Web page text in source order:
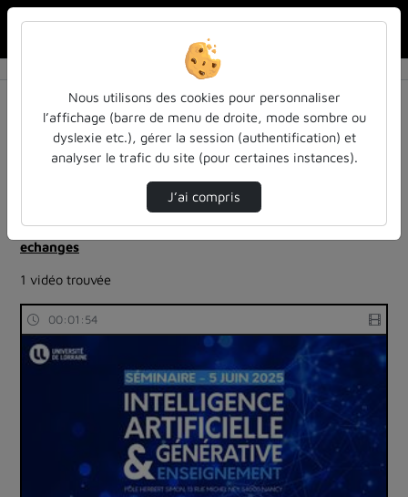
Résultats de la recherche
Filtres actifs (cliquer pour en retirer) :
robotique-intelligence-artificielle
sdun-videos-en-ligne
sdun-videos-en-ligne
ia-lintelligence-artificielle-approches-et-usages-a-
luniversite
echanges
1 vidéo trouvée
00:01:54
Nous utilisons des cookies pour personnaliser
l’affichage (barre de menu de droite, mode sombre ou
dyslexie etc.), gérer la session (authentification) et
analyser le trafic du site (pour certaines instances).
J’ai compris